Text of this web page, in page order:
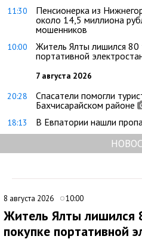
11:30
Пенсионерка из
около 14,5 миллиона
мошенников
10:00
Житель Ялты лишился 80
портативной
7 августа 2026
20:28
Спасатели помогли
Бахчисарайском районе
18:13 В Евпатории нашли
8 августа 2026 10:00
Житель Ялты лишился
покупке портативной